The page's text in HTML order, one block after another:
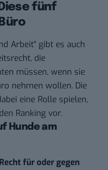
fünf
Arbeit“ gibt es auch
, die
müssen, wenn sie
nehmen wollen. Die
eine Rolle spielen,
Ranking vor.
Hunde am
für oder gegen